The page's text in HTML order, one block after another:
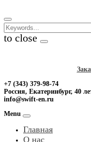
to
content
to close
+7 (343) 379-98-74
Россия, Екатеринбург, 40
info@swift-en.ru
Menu
Главная
О нас